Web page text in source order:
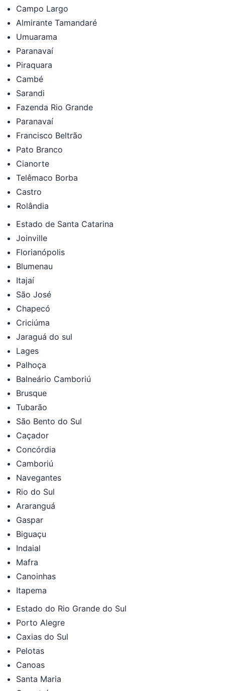
Campo Largo
Almirante Tamandaré
Umuarama
Paranavaí
Piraquara
Cambé
Sarandi
Fazenda Rio Grande
Paranavaí
Francisco Beltrão
Pato Branco
Cianorte
Telêmaco Borba
Castro
Rolândia
Estado de Santa Catarina
Joinville
Florianópolis
Blumenau
Itajaí
São José
Chapecó
Criciúma
Jaraguá do sul
Lages
Palhoça
Balneário Camboriú
Brusque
Tubarão
São Bento do Sul
Caçador
Concórdia
Camboriú
Navegantes
Rio do Sul
Araranguá
Gaspar
Biguaçu
Indaial
Mafra
Canoinhas
Itapema
Estado do Rio Grande do Sul
Porto Alegre
Caxias do Sul
Pelotas
Canoas
Santa Maria